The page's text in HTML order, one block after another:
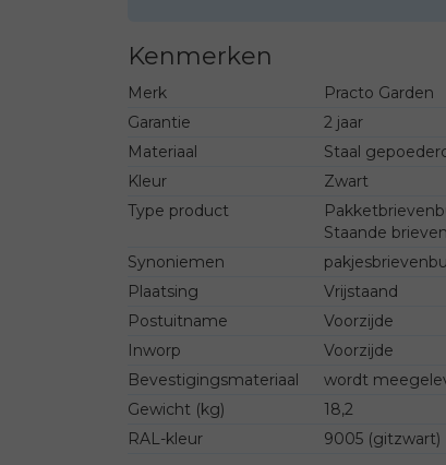
Kenmerken
Merk
Practo Garden
Garantie
2 jaar
Materiaal
Staal
Kleur
Zwart
Type product
Staande
Synoniemen
Plaatsing
Vrijstaand
Postuitname
Voorzijde
Inworp
Voorzijde
Bevestigingsmateriaal
wordt
Gewicht (kg)
18,2
RAL-kleur
9005 (gitzwart)